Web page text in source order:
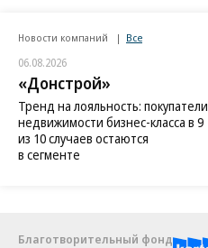
Новости компаний Все
06.08.2026
«Донстрой»
Тренд на лояльность: покупатели
недвижимости бизнес-класса в 9
из 10 случаев остаются
в сегменте
Благотворительный фонд